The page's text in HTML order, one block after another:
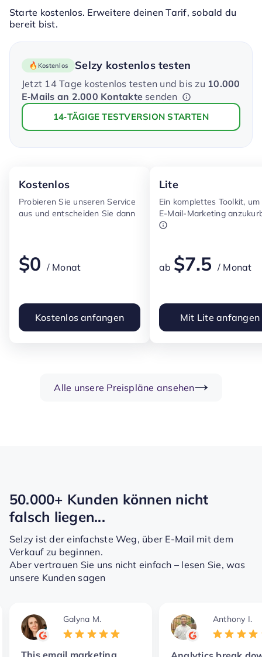
Starte kostenlos. Erweitere deinen Tarif, sobald du
bereit bist.
Selzy kostenlos testen
Kostenlos
Jetzt 14 Tage kostenlos testen und bis zu 10.000
E‑Mails an 2.000 Kontakte senden
14‑TÄGIGE TESTVERSION STARTEN
Kostenlos
Probieren Sie unseren Service
aus und entscheiden Sie dann
$0 / Monat
Kostenlos anfangen
Lite
Ein komplettes Toolkit,
E-Mail-Marketing
ab $7.5 / Monat
Mit Lite anfangen
Alle unsere Preispläne ansehen
50.000+ Kunden können nicht
falsch liegen...
Selzy ist der einfachste Weg, über E-Mail mit dem
Verkauf zu beginnen.
Aber vertrauen Sie uns nicht einfach – lesen Sie, was
unsere Kunden sagen
Galyna M.
This email marketing
Anthony I.